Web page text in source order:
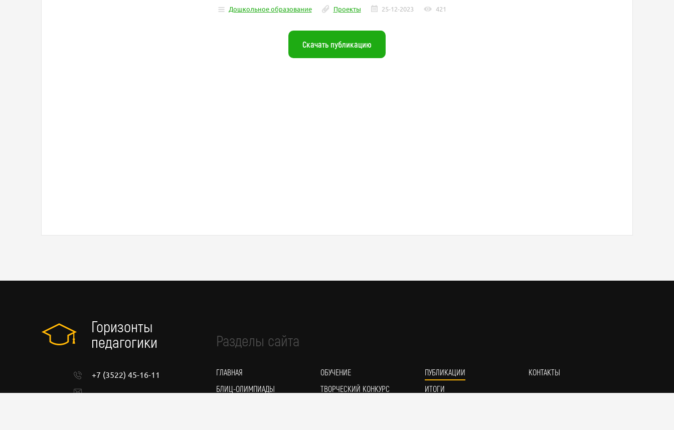
Дошкольное образование Проекты 25-12-2023 421
Скачать публикацию
Горизонты
педагогики
+7 (3522) 45-16-11
Разделы сайта
ГЛАВНАЯ ОБУЧЕНИЕ ПУБЛИКАЦИИ
КОНТАКТЫ
БЛИЦ-ОЛИМПИАДЫ
ТВОРЧЕСКИЙ КОНКУРС ИТОГИ